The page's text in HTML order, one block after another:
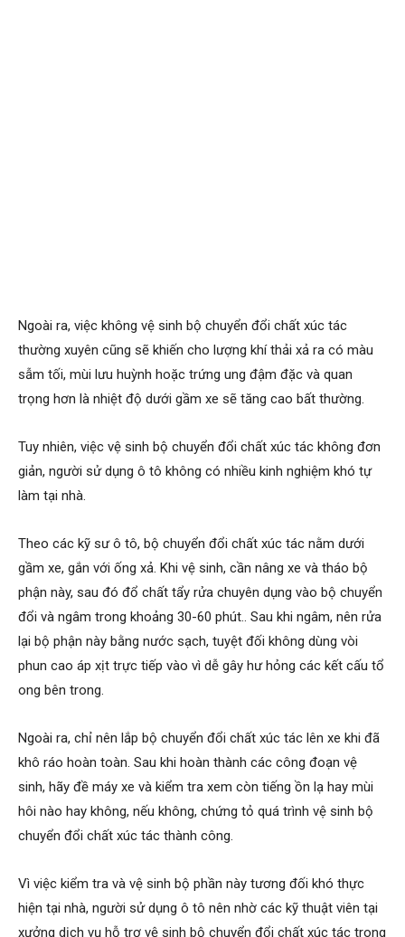
Ngoài ra, việc không vệ sinh bộ chuyển đổi chất xúc tác
thường xuyên cũng sẽ khiến cho lượng khí thải xả ra có màu
sẫm tối, mùi lưu huỳnh hoặc trứng ung đậm đặc và quan
trọng hơn là nhiệt độ dưới gầm xe sẽ tăng cao bất thường.
Tuy nhiên, việc vệ sinh bộ chuyển đổi chất xúc tác không đơn
giản, người sử dụng ô tô không có nhiều kinh nghiệm khó tự
làm tại nhà.
Theo các kỹ sư ô tô, bộ chuyển đổi chất xúc tác nằm dưới
gầm xe, gắn với ống xả. Khi vệ sinh, cần nâng xe và tháo bộ
phận này, sau đó đổ chất tẩy rửa chuyên dụng vào bộ chuyển
đổi và ngâm trong khoảng 30-60 phút.. Sau khi ngâm, nên rửa
lại bộ phận này bằng nước sạch, tuyệt đối không dùng vòi
phun cao áp xịt trực tiếp vào vì dễ gây hư hỏng các kết cấu tổ
ong bên trong.
Ngoài ra, chỉ nên lắp bộ chuyển đổi chất xúc tác lên xe khi đã
khô ráo hoàn toàn. Sau khi hoàn thành các công đoạn vệ
sinh, hãy đề máy xe và kiểm tra xem còn tiếng ồn lạ hay mùi
hôi nào hay không, nếu không, chứng tỏ quá trình vệ sinh bộ
chuyển đổi chất xúc tác thành công.
Vì việc kiểm tra và vệ sinh bộ phần này tương đối khó thực
hiện tại nhà, người sử dụng ô tô nên nhờ các kỹ thuật viên tại
xưởng dịch vụ hỗ trợ vệ sinh bộ chuyển đổi chất xúc tác trong